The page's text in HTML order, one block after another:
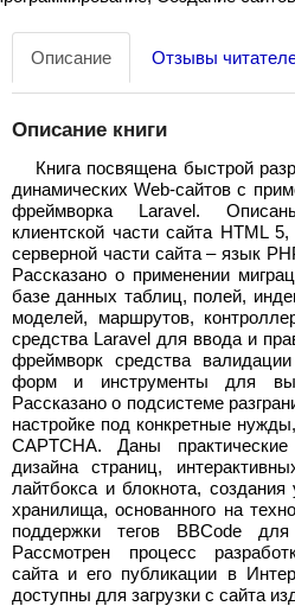
Описание Отзывы
Описание книги
Книга посвящена быстрой
динамических Web-сайтов с
фреймворка Laravel.
клиентской части сайта HTML
серверной части сайта – язык
Рассказано о применении
базе данных таблиц, полей,
моделей, маршрутов,
средства Laravel для ввода и
фреймворк средства
форм и инструменты для
Рассказано о подсистеме
настройке под конкретные
CAPTCHA. Даны
дизайна страниц,
лайтбокса и блокнота, создания
хранилища, основанного на
поддержки тегов BBCode для
Рассмотрен процесс
сайта и его публикации в
доступны для загрузки с сайта